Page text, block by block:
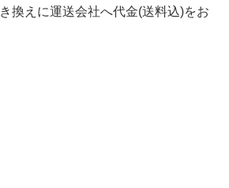
換えに運送会社へ代金(送料込)をお